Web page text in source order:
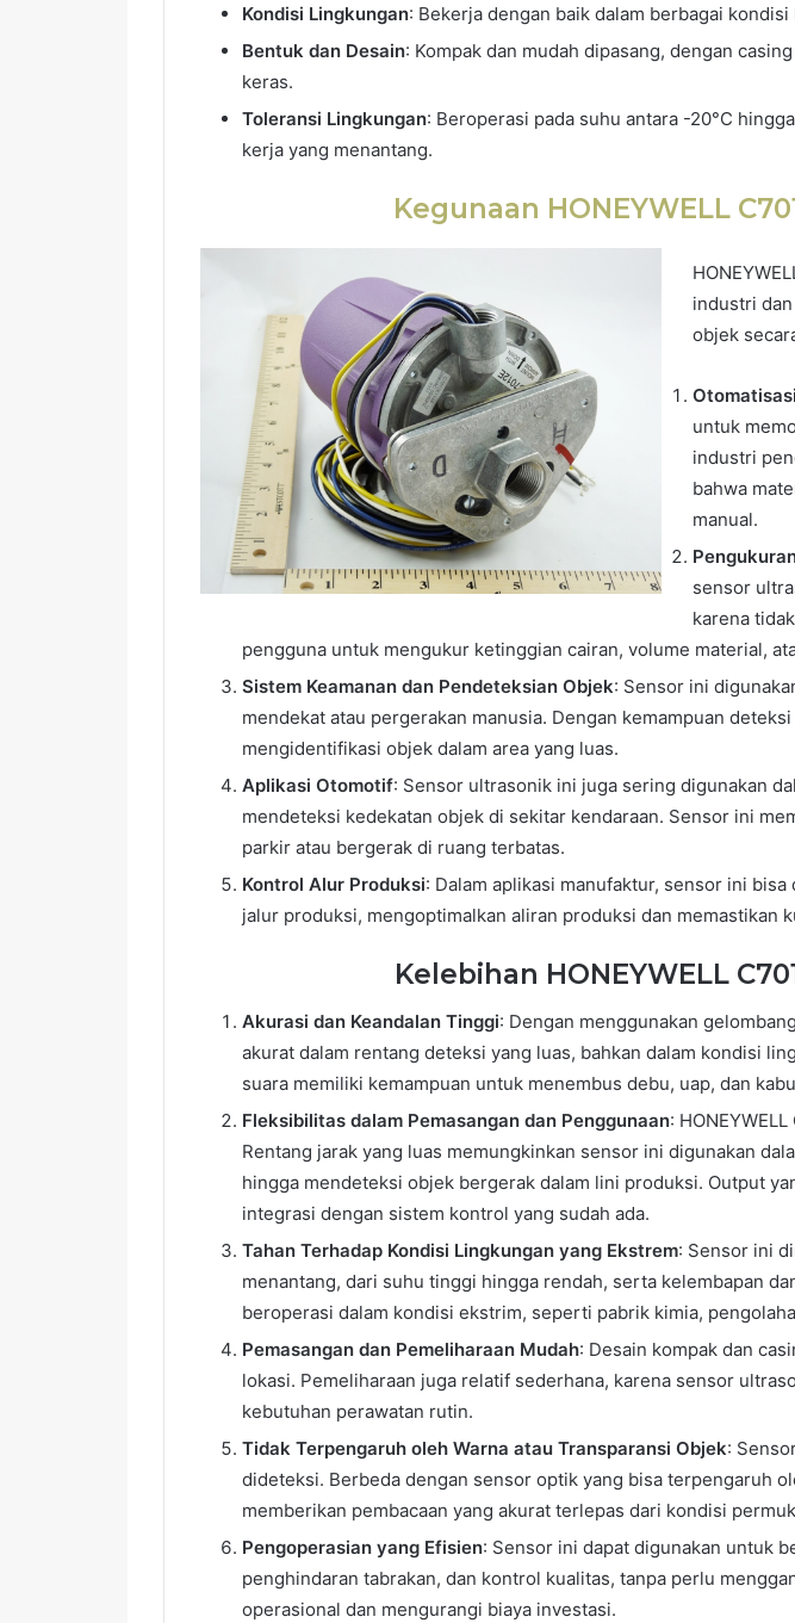
Kondisi Lingkungan: Bekerja dengan baik dalam berbagai
Bentuk dan Desain: Kompak dan mudah dipasang, dengan
keras.
Toleransi Lingkungan: Beroperasi pada suhu antara -20°C
kerja yang menantang.
Kegunaan HONEYWELL
industri
objek
untuk
industri
bahwa
manual.
sensor
karena
pengguna untuk mengukur ketinggian cairan, volume material,
Sistem Keamanan dan Pendeteksian Objek: Sensor ini
mendekat atau pergerakan manusia. Dengan kemampuan
mengidentifikasi objek dalam area yang luas.
Aplikasi Otomotif: Sensor ultrasonik ini juga sering digunakan
mendeteksi kedekatan objek di sekitar kendaraan. Sensor ini
parkir atau bergerak di ruang terbatas.
Kontrol Alur Produksi: Dalam aplikasi manufaktur, sensor ini
jalur produksi, mengoptimalkan aliran produksi dan memastikan
Kelebihan HONEYWELL
Akurasi dan Keandalan Tinggi: Dengan menggunakan
akurat dalam rentang deteksi yang luas, bahkan dalam kondisi
suara memiliki kemampuan untuk menembus debu, uap, dan
Fleksibilitas dalam Pemasangan dan Penggunaan:
Rentang jarak yang luas memungkinkan sensor ini digunakan
hingga mendeteksi objek bergerak dalam lini produksi. Output
integrasi dengan sistem kontrol yang sudah ada.
Tahan Terhadap Kondisi Lingkungan yang Ekstrem: Sensor ini
menantang, dari suhu tinggi hingga rendah, serta kelembapan
beroperasi dalam kondisi ekstrim, seperti pabrik kimia,
Pemasangan dan Pemeliharaan Mudah: Desain kompak dan
lokasi. Pemeliharaan juga relatif sederhana, karena sensor
kebutuhan perawatan rutin.
Tidak Terpengaruh oleh Warna atau Transparansi Objek:
dideteksi. Berbeda dengan sensor optik yang bisa terpengaruh
memberikan pembacaan yang akurat terlepas dari kondisi
Pengoperasian yang Efisien: Sensor ini dapat digunakan untuk
penghindaran tabrakan, dan kontrol kualitas, tanpa perlu
operasional dan mengurangi biaya investasi.